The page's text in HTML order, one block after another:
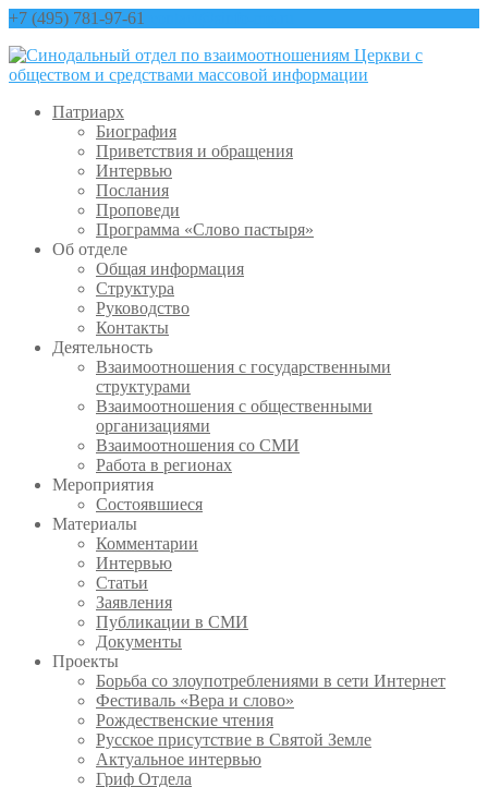
+7 (495) 781-97-61
Патриарх
Биография
Приветствия и обращения
Интервью
Послания
Проповеди
Программа «Слово пастыря»
Об отделе
Общая информация
Структура
Руководство
Контакты
Деятельность
Взаимоотношения с государственными
структурами
Взаимоотношения с общественными
организациями
Взаимоотношения со СМИ
Работа в регионах
Мероприятия
Состоявшиеся
Материалы
Комментарии
Интервью
Статьи
Заявления
Публикации в СМИ
Документы
Проекты
Борьба со злоупотреблениями в сети Интернет
Фестиваль «Вера и слово»
Рождественские чтения
Русское присутствие в Святой Земле
Актуальное интервью
Гриф Отдела